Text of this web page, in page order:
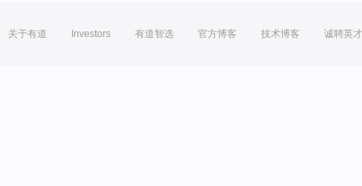
关于有道 Investors 有道智选 官方博客 技术博客 诚聘英才